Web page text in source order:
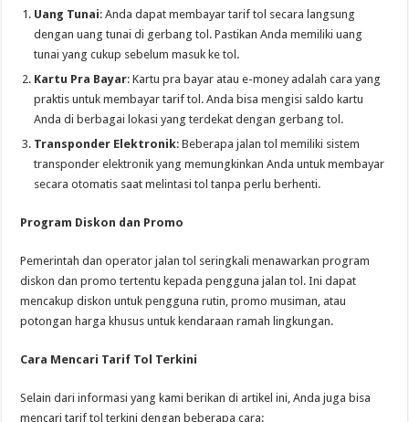
Uang Tunai: Anda dapat membayar tarif tol secara langsung
dengan uang tunai di gerbang tol. Pastikan Anda memiliki uang
tunai yang cukup sebelum masuk ke tol.
Kartu Pra Bayar: Kartu pra bayar atau e-money adalah cara yang
praktis untuk membayar tarif tol. Anda bisa mengisi saldo kartu
Anda di berbagai lokasi yang terdekat dengan gerbang tol.
Transponder Elektronik: Beberapa jalan tol memiliki sistem
transponder elektronik yang memungkinkan Anda untuk membayar
secara otomatis saat melintasi tol tanpa perlu berhenti.
Program Diskon dan Promo
Pemerintah dan operator jalan tol seringkali menawarkan program
diskon dan promo tertentu kepada pengguna jalan tol. Ini dapat
mencakup diskon untuk pengguna rutin, promo musiman, atau
potongan harga khusus untuk kendaraan ramah lingkungan.
Cara Mencari Tarif Tol Terkini
Selain dari informasi yang kami berikan di artikel ini, Anda juga bisa
mencari tarif tol terkini dengan beberapa cara: